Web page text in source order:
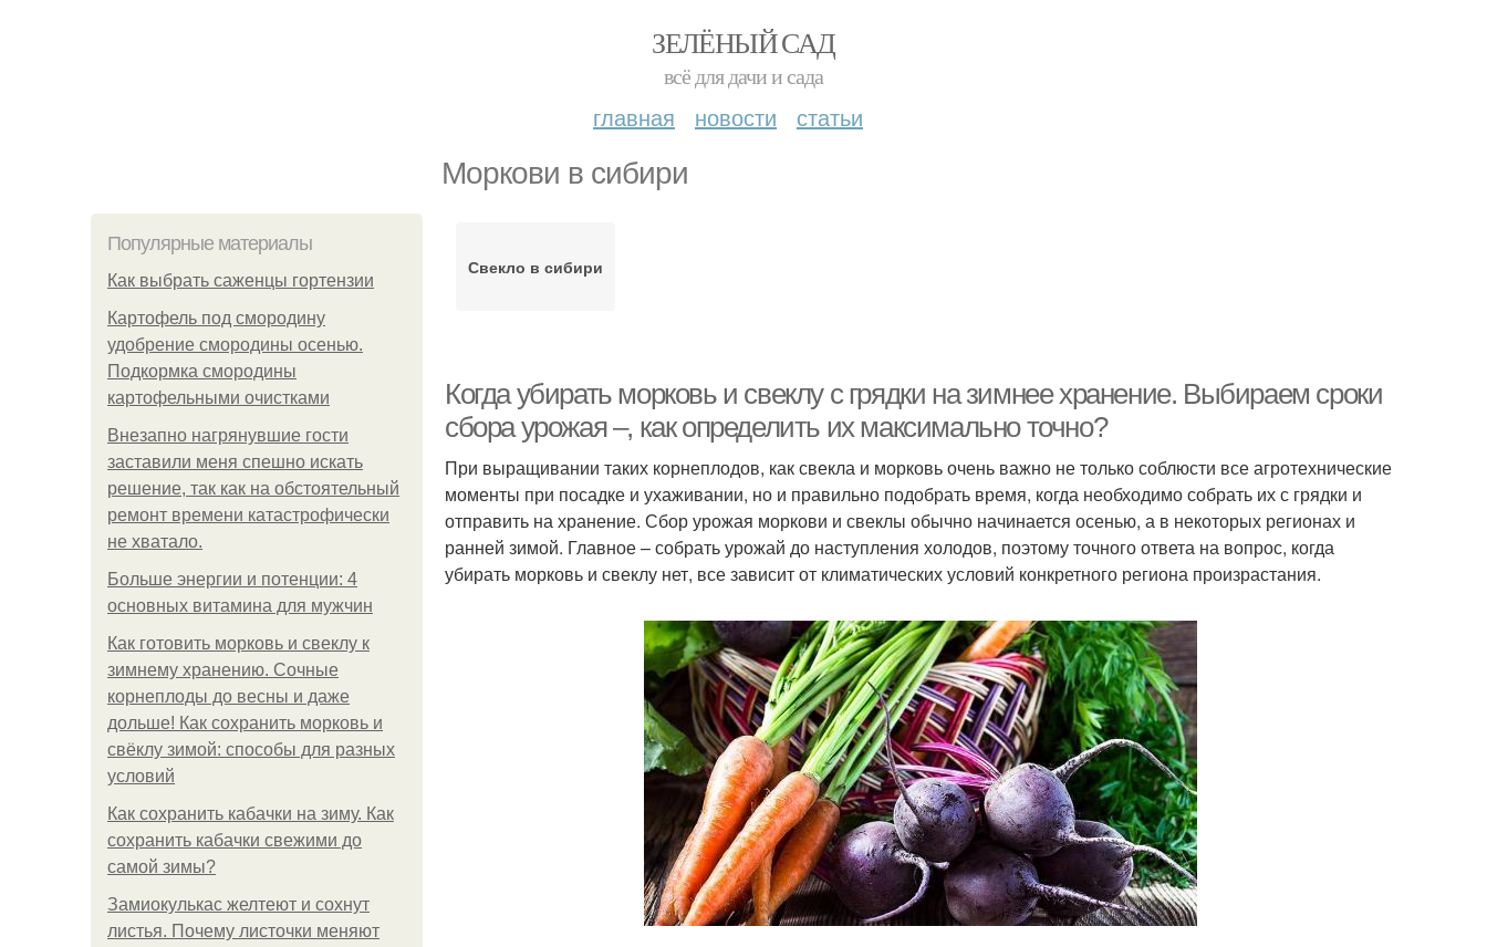
ЗЕЛЁНЫЙ САД
всё для дачи и сада
главная новости статьи
Моркови в сибири
Популярные материалы
Как выбрать саженцы гортензии
Картофель под смородину
удобрение смородины осенью.
Подкормка смородины
картофельными очистками
Внезапно нагрянувшие гости
заставили меня спешно искать
решение, так как на обстоятельный
ремонт времени катастрофически
не хватало.
Больше энергии и потенции: 4
основных витамина для мужчин
Как готовить морковь и свеклу к
зимнему хранению. Сочные
корнеплоды до весны и даже
дольше! Как сохранить морковь и
свёклу зимой: способы для разных
условий
Как сохранить кабачки на зиму. Как
сохранить кабачки свежими до
самой зимы?
Замиокулькас желтеют и сохнут
листья. Почему листочки меняют
Свекло в сибири
Когда убирать морковь и свеклу с грядки на зимнее хранение. Выбираем сроки
сбора урожая –, как определить их максимально точно?
При выращивании таких корнеплодов, как свекла и морковь очень важно не только соблюсти все агротехнические
моменты при посадке и ухаживании, но и правильно подобрать время, когда необходимо собрать их с грядки и
отправить на хранение. Сбор урожая моркови и свеклы обычно начинается осенью, а в некоторых регионах и
ранней зимой. Главное – собрать урожай до наступления холодов, поэтому точного ответа на вопрос, когда
убирать морковь и свеклу нет, все зависит от климатических условий конкретного региона произрастания.